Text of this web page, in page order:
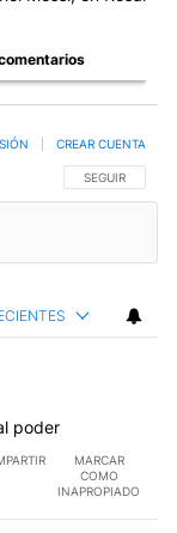
SIGA ESTA
SEGUIR
CREAR CUENTA
poder
MARCAR
COMO
INAPROPIADO